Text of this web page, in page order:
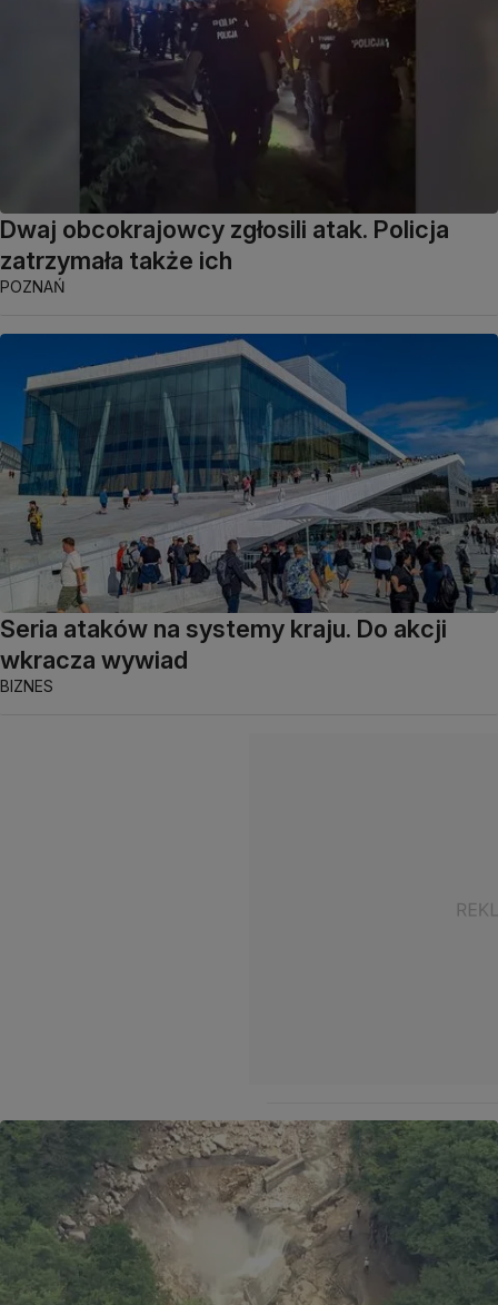
Dwaj obcokrajowcy zgłosili atak. Policja
zatrzymała także ich
POZNAŃ
Seria ataków na systemy kraju. Do akcji
wkracza wywiad
BIZNES